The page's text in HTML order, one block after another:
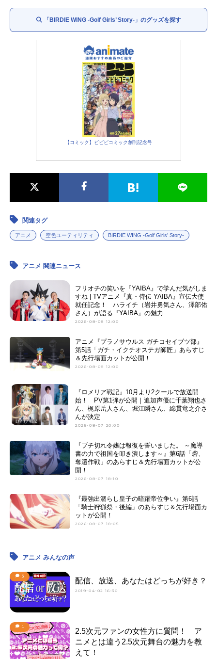
及川楓：小林ゆう
飯島薫子：
M・A・O
伊勢芝九葉：新井里美
木下紗華
クリス・クリスティナ：米倉希代子
髙橋ミナミ
庄司宇芽香
「BIRDIE WING -Golf Girls’ Story-」のグッズを探す
【コミック】ビビビコミック創刊記念号
関連タグ
アニメ 空色ユーティリティ BIRDIE WING -Golf Girls’ Story-
アニメ 関連ニュース
フリオチの笑いを『YAIBA』で学んだ気がしま
すね | TVアニメ『真・侍伝 YAIBA』宣伝大使
就任記念！ ハライチ（岩井勇気さん、澤部佑
さん）が語る『YAIBA』の魅力
2026-08-08 12:00
アニメ『プラノサウルス ガチコセイブツ部』
第5話「ガチ・イクチオステガ師匠」あらすじ
＆先行場面カットが公開！
2026-08-08 12:00
『ロメリア戦記』10月より2クールで放送開
始！ PV第1弾が公開｜追加声優に千葉翔也さ
ん、梶原岳人さん、堀江瞬さん、綿貫竜之介さ
んが決定
2026-08-07 20:00
『ブチ切れ令嬢は報復を誓いました。 ～魔導
書の力で祖国を叩き潰します～』第6話「砦、
奪還作戦」のあらすじ＆先行場面カットが公
開！
2026-08-07 18:10
『最強出涸らし皇子の暗躍帝位争い』第6話
「騎士狩猟祭・後編」のあらすじ＆先行場面カ
ットが公開！
2026-08-07 18:05
アニメ みんなの声
5
配信、放送、あなたはどっちが好き？
2019-04-02 16:30
1
2.5次元ファンの女性方に質問！ ア
ニメとは違う2.5次元舞台の魅力を教
えて！